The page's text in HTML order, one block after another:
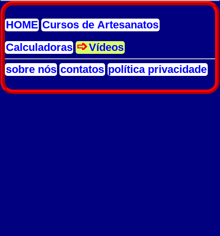
HOME Cursos de Artesanatos
Calculadoras
Vídeos
sobre nós contatos política privacidade